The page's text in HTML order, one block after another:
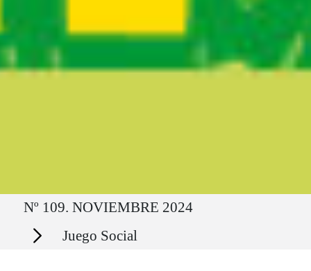
Ruta del sitio
Nº 109. NOVIEMBRE 2024
Secciones Juego Social